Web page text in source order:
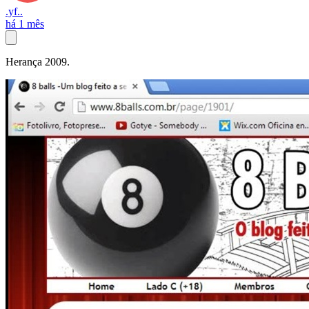
.yf..
há 1 mês
Herança 2009.